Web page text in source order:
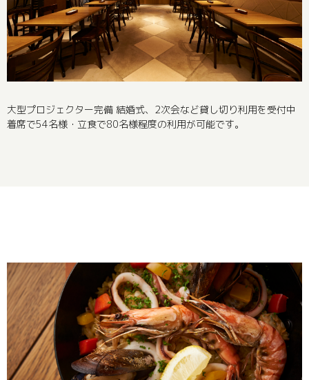
大型プロジェクター完備 結婚式、2次会など貸し切り利用を受付中
着席で54名様・立食で80名様程度の利用が可能です。